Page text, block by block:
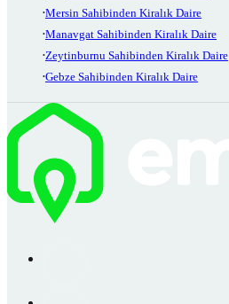
Mersin Sahibinden Kiralık Daire
Manavgat Sahibinden Kiralık Daire
Zeytinburnu Sahibinden Kiralık Daire
Gebze Sahibinden Kiralık Daire